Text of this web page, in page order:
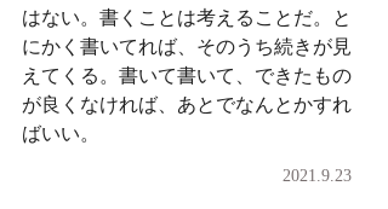
はない。書くことは考えることだ。と
にかく書いてれば、そのうち続きが見
えてくる。書いて書いて、できたもの
が良くなければ、あとでなんとかすれ
ばいい。
2021.9.23